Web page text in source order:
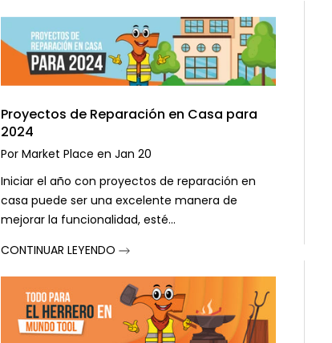
Proyectos de Reparación en Casa para
2024
Por Market Place en Jan 20
Iniciar el año con proyectos de reparación en
casa puede ser una excelente manera de
mejorar la funcionalidad, esté...
CONTINUAR LEYENDO